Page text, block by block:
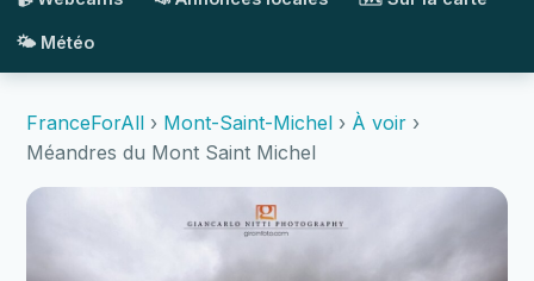
🌤️ Météo
FranceForAll › Mont-Saint-Michel › À voir ›
Méandres du Mont Saint Michel